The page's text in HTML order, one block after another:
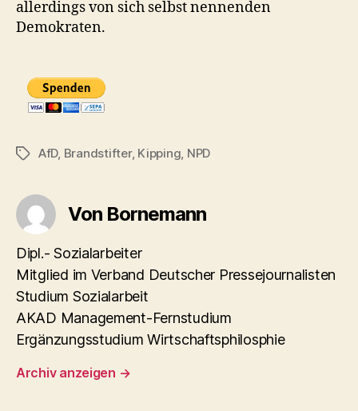
allerdings von sich selbst nennenden
Demokraten.
Schlagwörter
AfD, Brandstifter, Kipping, NPD
Von Bornemann
Dipl.- Sozialarbeiter
Mitglied im Verband Deutscher Pressejournalisten
Studium Sozialarbeit
AKAD Management-Fernstudium
Ergänzungsstudium Wirtschaftsphilosphie
Archiv anzeigen →